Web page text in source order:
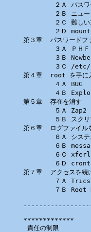
２Ａ パスワ
２Ｂ ニュー
２Ｃ 難しい
２Ｄ mount
第３章  パスワードフ
        ３Ａ ＰＨＦ
３Ｂ
３Ｃ /etc/
第４章  root を手に
        ４Ａ BUG
４Ｂ
第５章  存在を消す
        ５Ａ Zap2
５Ｂ スクリ
第６章  ログファイル
６Ａ システ
６Ｂ
６Ｃ
６Ｄ
第７章  アクセスを続
７Ａ
７Ｂ Root
*************
責任の制限